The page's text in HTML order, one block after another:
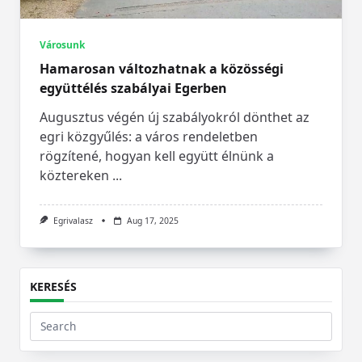
Városunk
Hamarosan változhatnak a közösségi
együttélés szabályai Egerben
Augusztus végén új szabályokról dönthet az
egri közgyűlés: a város rendeletben
rögzítené, hogyan kell együtt élnünk a
köztereken ...
Egrivalasz Aug 17, 2025
KERESÉS
Search
for: